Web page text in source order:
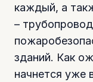
каждый, а
–
зданий. Как
начнется уже